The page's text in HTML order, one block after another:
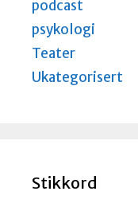
podcast
psykologi
Teater
Ukategorisert
Stikkord